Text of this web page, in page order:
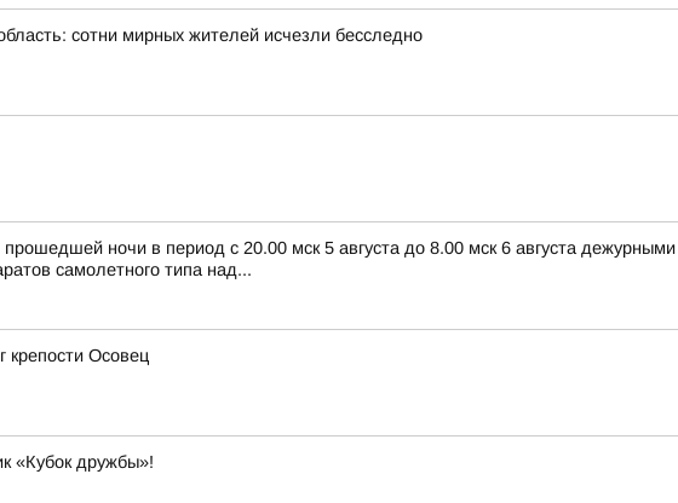
сотни мирных жителей исчезли бесследно
ночи в период с 20.00 мск 5 августа до 8.00 мск 6 августа
самолетного типа над...
крепости Осовец
«Кубок дружбы»!